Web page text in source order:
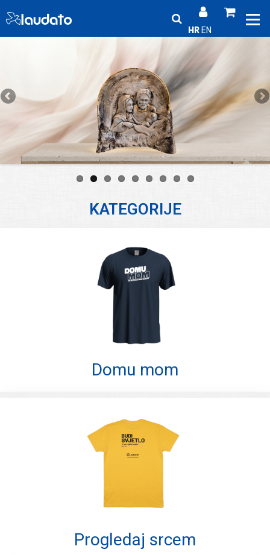
HR EN
KATEGORIJE
Domu mom
Progledaj srcem